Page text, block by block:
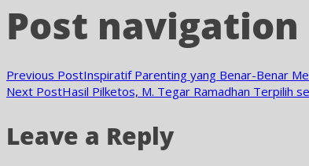
Post navigation
Previous PostInspiratif Parenting yang Benar-Benar
Next PostHasil Pilketos, M. Tegar Ramadhan Terpilih
Leave a Reply